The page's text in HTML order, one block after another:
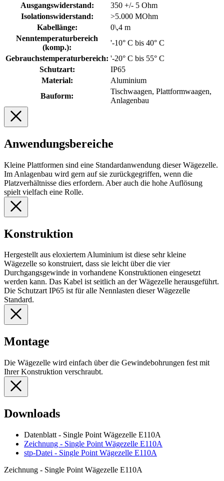
Ausgangswiderstand:
350 +/- 5 Ohm
Isolationswiderstand:
>5.000 MOhm
Kabellänge:
0\,4 m
Nenntemperaturbereich
(komp.):
'-10° C bis 40° C
Gebrauchstemperaturbereich: '-20° C bis 55° C
Schutzart:
IP65
Material:
Aluminium
Bauform:
Tischwaagen, Plattformwaagen,
Anlagenbau
Anwendungsbereiche
Kleine Plattformen sind eine Standardanwendung dieser Wägezelle.
Im Anlagenbau wird gern auf sie zurückgegriffen, wenn die
Platzverhältnisse dies erfordern. Aber auch die hohe Auflösung
spielt vielfach eine Rolle.
Konstruktion
Hergestellt aus eloxiertem Aluminium ist diese sehr kleine
Wägezelle so konstruiert, dass sie leicht über die vier
Durchgangsgewinde in vorhandene Konstruktionen eingesetzt
werden kann. Das Kabel ist seitlich an der Wägezelle herausgeführt.
Die Schutzart IP65 ist für alle Nennlasten dieser Wägezelle
Standard.
Montage
Die Wägezelle wird einfach über die Gewindebohrungen fest mit
Ihrer Konstruktion verschraubt.
Downloads
Datenblatt - Single Point Wägezelle E110A
Zeichnung - Single Point Wägezelle E110A
stp-Datei - Single Point Wägezelle E110A
Zeichnung - Single Point Wägezelle E110A